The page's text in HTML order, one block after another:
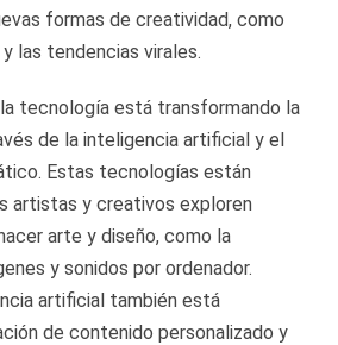
formas de creatividad, como
las tendencias virales.
tecnología está transformando la
de la inteligencia artificial y el
Estas tecnologías están
artistas y creativos exploren
arte y diseño, como la
y sonidos por ordenador.
artificial también está
de contenido personalizado y